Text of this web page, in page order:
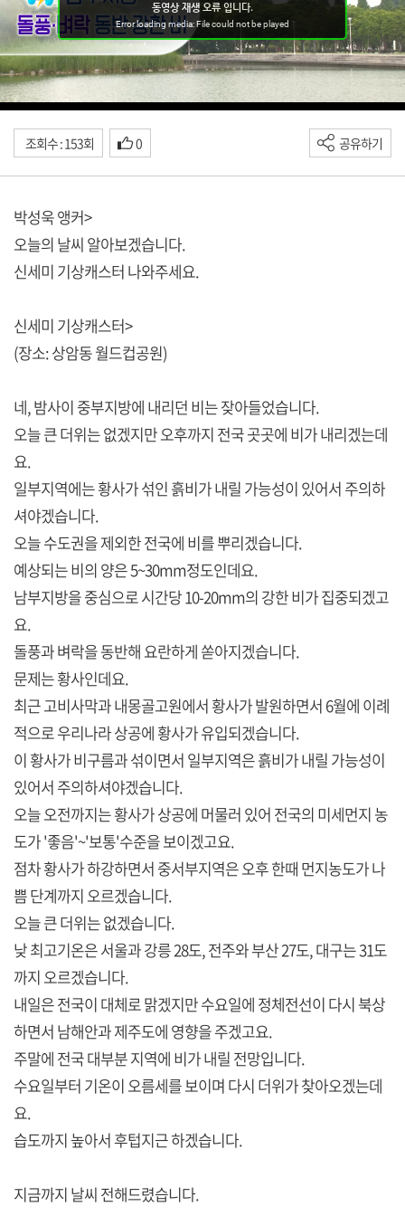
조회수 : 153회 0 공유하기
박성욱 앵커>
오늘의 날씨 알아보겠습니다.
신세미 기상캐스터 나와주세요.
신세미 기상캐스터>
(장소: 상암동 월드컵공원)
네, 밤사이 중부지방에 내리던 비는 잦아들었습니다.
오늘 큰 더위는 없겠지만 오후까지 전국 곳곳에 비가 내리겠는데
요.
일부지역에는 황사가 섞인 흙비가 내릴 가능성이 있어서 주의하
셔야겠습니다.
오늘 수도권을 제외한 전국에 비를 뿌리겠습니다.
예상되는 비의 양은 5~30mm정도인데요.
남부지방을 중심으로 시간당 10-20mm의 강한 비가 집중되겠고
요.
돌풍과 벼락을 동반해 요란하게 쏟아지겠습니다.
문제는 황사인데요.
최근 고비사막과 내몽골고원에서 황사가 발원하면서 6월에 이례
적으로 우리나라 상공에 황사가 유입되겠습니다.
이 황사가 비구름과 섞이면서 일부지역은 흙비가 내릴 가능성이
있어서 주의하셔야겠습니다.
오늘 오전까지는 황사가 상공에 머물러 있어 전국의 미세먼지 농
도가 '좋음'~'보통'수준을 보이겠고요.
점차 황사가 하강하면서 중서부지역은 오후 한때 먼지농도가 나
쁨 단계까지 오르겠습니다.
오늘 큰 더위는 없겠습니다.
낮 최고기온은 서울과 강릉 28도, 전주와 부산 27도, 대구는 31도
까지 오르겠습니다.
내일은 전국이 대체로 맑겠지만 수요일에 정체전선이 다시 북상
하면서 남해안과 제주도에 영향을 주겠고요.
주말에 전국 대부분 지역에 비가 내릴 전망입니다.
수요일부터 기온이 오름세를 보이며 다시 더위가 찾아오겠는데
요.
습도까지 높아서 후텁지근 하겠습니다.
지금까지 날씨 전해드렸습니다.